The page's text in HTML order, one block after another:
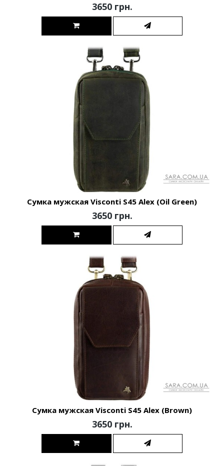
3650 грн.
Сумка мужская Visconti S45 Alex (Oil Green)
3650 грн.
Сумка мужская Visconti S45 Alex (Brown)
3650 грн.